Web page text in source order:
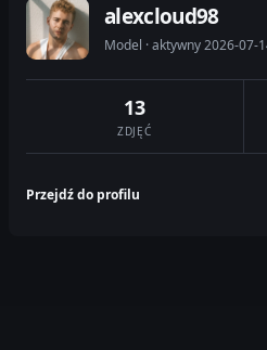
alexcloud98
Model · aktywny 2026-07-
13
ZDJĘĆ
Przejdź do profilu